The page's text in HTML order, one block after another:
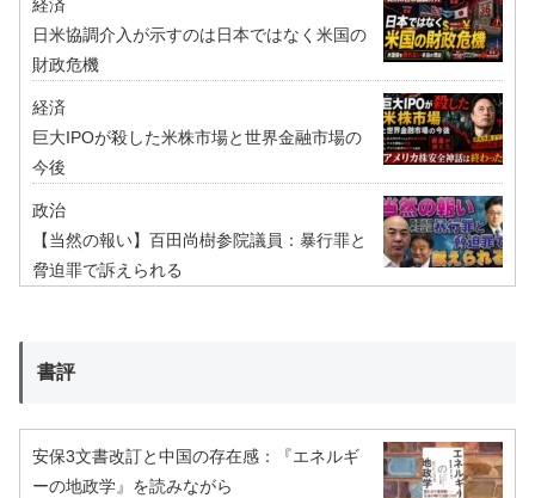
経済
日米協調介入が示すのは日本ではなく米国の
財政危機
経済
巨大IPOが殺した米株市場と世界金融市場の
今後
政治
【当然の報い】百田尚樹参院議員：暴行罪と
脅迫罪で訴えられる
書評
安保3文書改訂と中国の存在感：『エネルギ
ーの地政学』を読みながら